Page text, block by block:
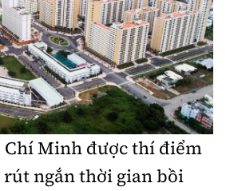
Nguyễn Đức Thắng,
BC, cấp ngày 22/4/2025.
Xây dựng
Chí Minh được thí điểm
rút ngắn thời gian bồi